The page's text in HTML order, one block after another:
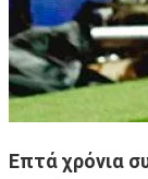
Επτά χρόνια